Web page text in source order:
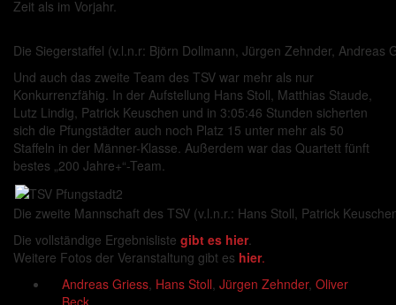
Zeit als im Vorjahr.
Die Siegerstaffel (v.l.n.r: Björn Dollmann, Jürgen Zehnder, Andreas
Und auch das zweite Team des TSV war mehr als nur
Konkurrenzfähig. In der Aufstellung Hans Stoll, Matthias Staude,
Lutz Lindig, Patrick Keuschen und in 3:05:46 Stunden sicherten
sich die Pfungstädter auch noch Platz 15 unter mehr als 50
Staffeln in der Männer-Klasse. Außerdem war das Quartett fünft
bestes „200 Jahre+“-Team.
Die zweite Mannschaft des TSV (v.l.n.r.: Hans Stoll, Patrick
Die vollständige Ergebnisliste gibt es hier.
Weitere Fotos der Veranstaltung gibt es hier.
Andreas Griess, Hans Stoll, Jürgen Zehnder, Oliver